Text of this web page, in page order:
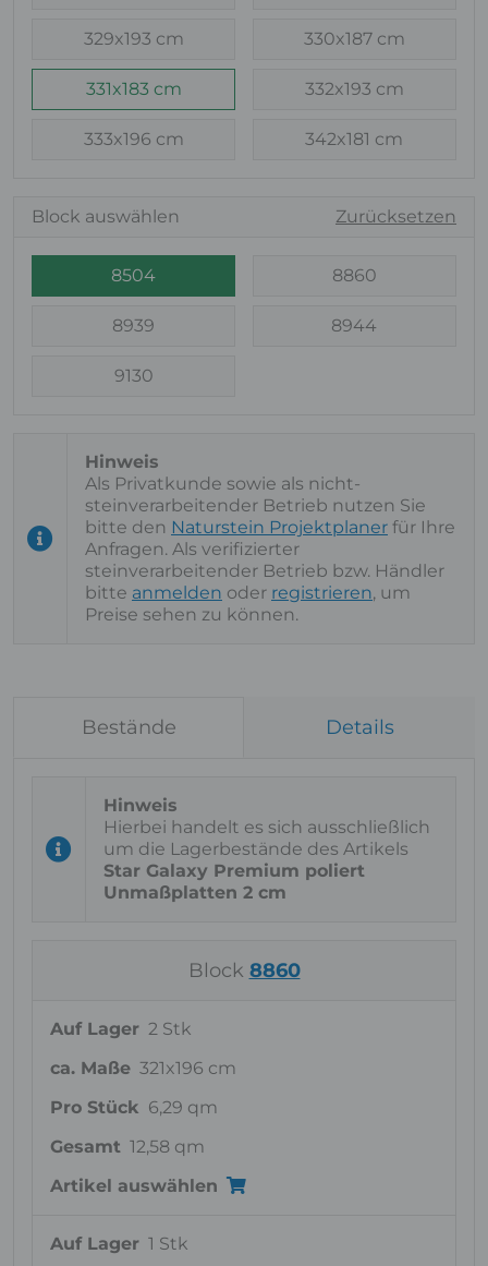
329x193 cm 330x187 cm
331x183 cm 332x193 cm
333x196 cm 342x181 cm
Block auswählen Zurücksetzen
8504 8860
8939 8944
9130
Als Privatkunde sowie als nicht-
steinverarbeitender Betrieb nutzen Sie
bitte den Naturstein Projektplaner für Ihre
Anfragen. Als verifizierter
steinverarbeitender Betrieb bzw. Händler
bitte anmelden oder registrieren, um
Preise sehen zu können.
Bestände Details
Hierbei handelt es sich ausschließlich
um die Lagerbestände des Artikels
Star Galaxy Premium poliert
Unmaßplatten 2 cm
Block 8860
Auf Lager 2 Stk
ca. Maße 321x196 cm
Pro Stück 6,29 qm
Gesamt 12,58 qm
Artikel auswählen
Auf Lager 1 Stk